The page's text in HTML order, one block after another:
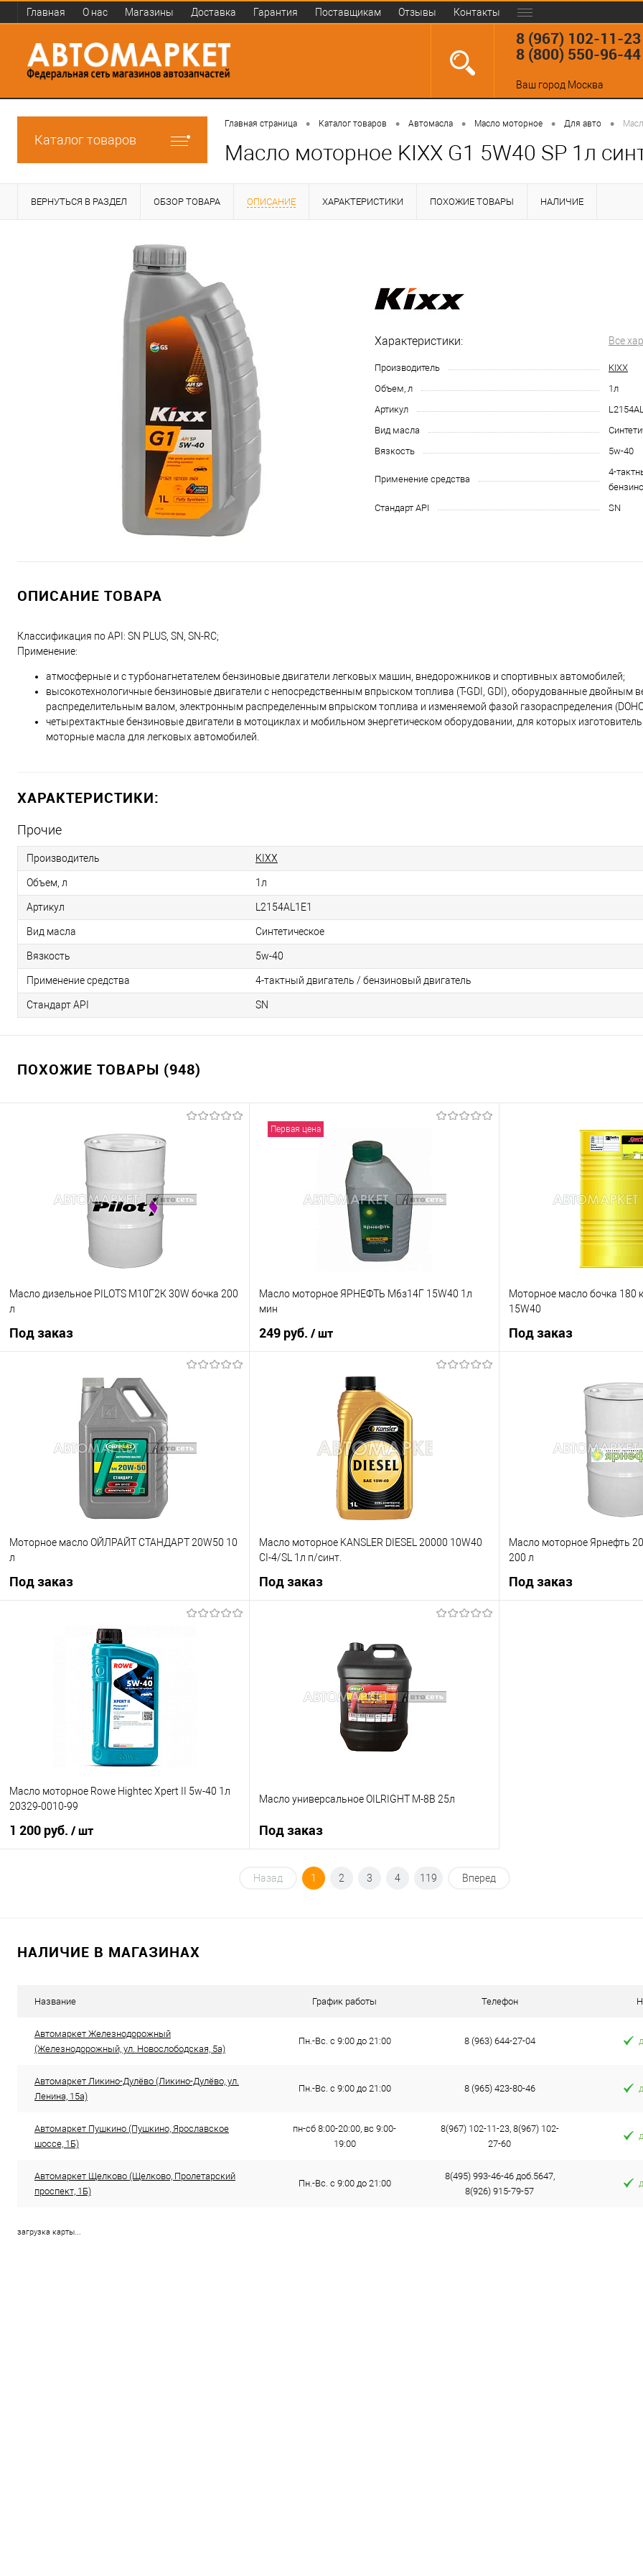
Главная О нас Магазины Доставка Гарантия Поставщикам Отзывы Контакты
8 (967) 102-11-23
8 (800) 550-96-44
Ваш город Москва
Каталог товаров
Главная страница • Каталог товаров • Автомасла • Масло моторное • Для авто •
Масло моторное KIXX G1 5W40 SP 1л
ВЕРНУТЬСЯ В РАЗДЕЛ ОБЗОР ТОВАРА ОПИСАНИЕ ХАРАКТЕРИСТИКИ ПОХОЖИЕ ТОВАРЫ НАЛИЧИЕ
Характеристики: Все
Производитель
KIXX
Объем, л
1л
Артикул
Вид масла
Вязкость
5w-40
Применение средства
4-
Стандарт API
SN
ОПИСАНИЕ ТОВАРА
Классификация по API: SN PLUS, SN, SN-RC;
Применение:
атмосферные и с турбонагнетателем бензиновые двигатели легковых машин, внедорожников и спортивных автомобилей;
высокотехнологичные бензиновые двигатели с непосредственным впрыском топлива (T-GDI, GDI), оборудованные двойным
распределительным валом, электронным распределенным впрыском топлива и изменяемой фазой газораспределения
четырехтактные бензиновые двигатели в мотоциклах и мобильном энергетическом оборудовании, для которых
моторные масла для легковых автомобилей.
ХАРАКТЕРИСТИКИ:
Прочие
Производитель KIXX
Объем, л 1л
Артикул L2154AL1E1
Вид масла Синтетическое
Вязкость 5w-40
Применение средства 4-тактный двигатель / бензиновый двигатель
Стандарт API SN
ПОХОЖИЕ ТОВАРЫ (948)
Масло дизельное PILOTS М10Г2К 30W бочка 200
л
Под заказ
К сравнению
Под заказ
Первая цена
Масло моторное ЯРНЕФТЬ М6з14Г 15W40 1л
мин
249 руб. / шт
В корзину
К сравнению
В наличии
Моторное масло бочка 180
15W40
Под заказ
Моторное масло ОЙЛРАЙТ СТАНДАРТ 20W50 10
л
Под заказ
К сравнению
Под заказ
Масло моторное KANSLER DIESEL 20000 10W40
CI-4/SL 1л п/синт.
Под заказ
К сравнению
Под заказ
Масло моторное Ярнефть
200 л
Под заказ
Масло моторное Rowe Hightec Xpert II 5w-40 1л
20329-0010-99
1 200 руб. / шт
Масло универсальное OILRIGHT М-8В 25л
Под заказ
Под заказ
Назад 1 2 3 4 119 Вперед
НАЛИЧИЕ В МАГАЗИНАХ
Название График работы Телефон
Автомаркет Железнодорожный
(Железнодорожный, ул. Новослободская, 5а)
Пн.-Вс. с 9:00 до 21:00 8 (963) 644-27-04
Автомаркет Ликино-Дулёво (Ликино-Дулёво, ул.
Ленина, 15а)
Пн.-Вс. с 9:00 до 21:00 8 (965) 423-80-46
Автомаркет Пушкино (Пушкино, Ярославское
шоссе, 1Б)
пн-сб 8:00-20:00, вс 9:00-
19:00
8(967) 102-11-23, 8(967) 102-
27-60
Автомаркет Щелково (Щелково, Пролетарский
проспект, 1Б)
Пн.-Вс. с 9:00 до 21:00
8(495) 993-46-46 доб.5647,
8(926) 915-79-57
загрузка карты...